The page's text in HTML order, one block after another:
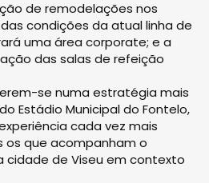
de remodelações nos
condições da atual linha de
uma área corporate; e a
das salas de refeição
se numa estratégia mais
Estádio Municipal do Fontelo,
cada vez mais
que acompanham o
cidade de Viseu em contexto